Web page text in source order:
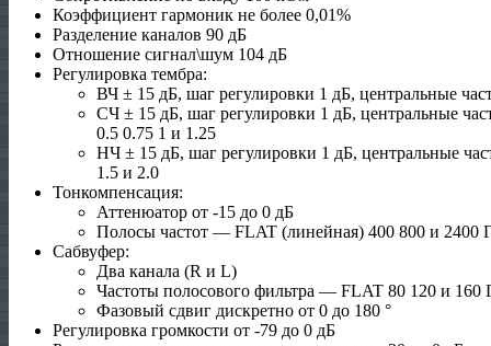
Коэффициент гармоник не более 0,01%
Разделение каналов 90 дБ
Отношение сигнал\шум 104 дБ
Регулировка тембра:
ВЧ ± 15 дБ, шаг регулировки 1 дБ, центральные
СЧ ± 15 дБ, шаг регулировки 1 дБ, центральные
0.5 0.75 1 и 1.25
НЧ ± 15 дБ, шаг регулировки 1 дБ, центральные
1.5 и 2.0
Тонкомпенсация:
Аттенюатор от -15 до 0 дБ
Полосы частот — FLAT (линейная) 400 800 и 2400
Сабвуфер:
Два канала (R и L)
Частоты полосового фильтра — FLAT 80 120 и 160
Фазовый сдвиг дискретно от 0 до 180 °
Регулировка громкости от -79 до 0 дБ